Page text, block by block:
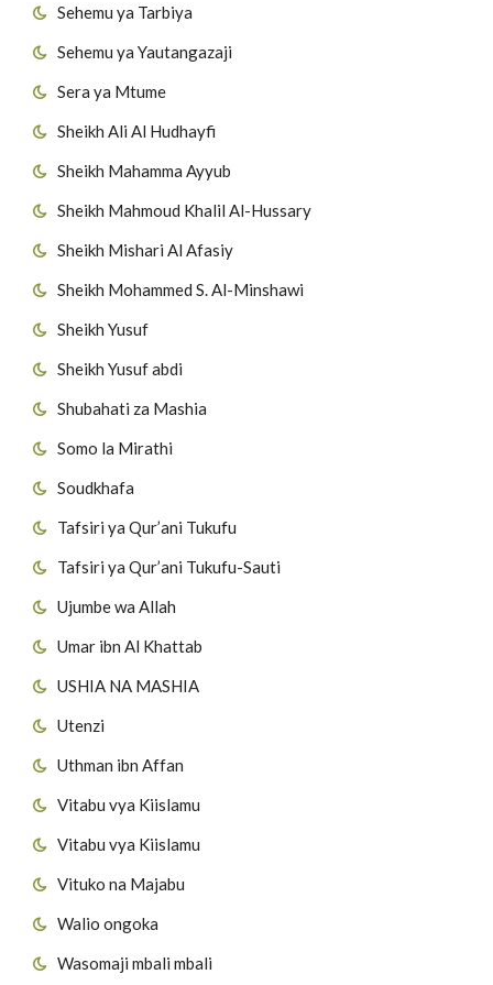
Sehemu ya Tarbiya
Sehemu ya Yautangazaji
Sera ya Mtume
Sheikh Ali Al Hudhayfi
Sheikh Mahamma Ayyub
Sheikh Mahmoud Khalil Al-Hussary
Sheikh Mishari Al Afasiy
Sheikh Mohammed S. Al-Minshawi
Sheikh Yusuf
Sheikh Yusuf abdi
Shubahati za Mashia
Somo la Mirathi
Soudkhafa
Tafsiri ya Qur’ani Tukufu
Tafsiri ya Qur’ani Tukufu-Sauti
Ujumbe wa Allah
Umar ibn Al Khattab
USHIA NA MASHIA
Utenzi
Uthman ibn Affan
Vitabu vya Kiislamu
Vitabu vya Kiislamu
Vituko na Majabu
Walio ongoka
Wasomaji mbali mbali